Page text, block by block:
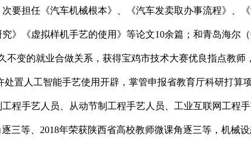
要担任《汽车机械根本》、《汽车发卖取办事流程》、
》《虚拟样机手艺的使用》等论文10余篇；和青岛海尔
变的就业合做关系，获得宝鸡市技术大赛优良指点教师
置人工智能手艺使用开辟，掌管申报省教育厅科研打算
程手艺人员、从动节制工程手艺人员、工业互联网工程
等、2018年荣获陕西省高校教师微课角逐三等，机械